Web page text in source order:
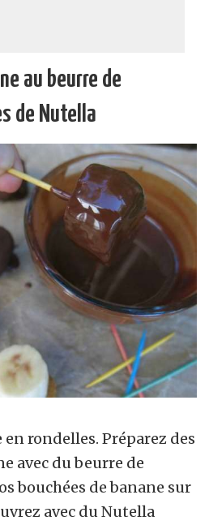
au beurre de
de Nutella
rondelles. Préparez des
avec du beurre de
bouchées de banane sur
avec du Nutella